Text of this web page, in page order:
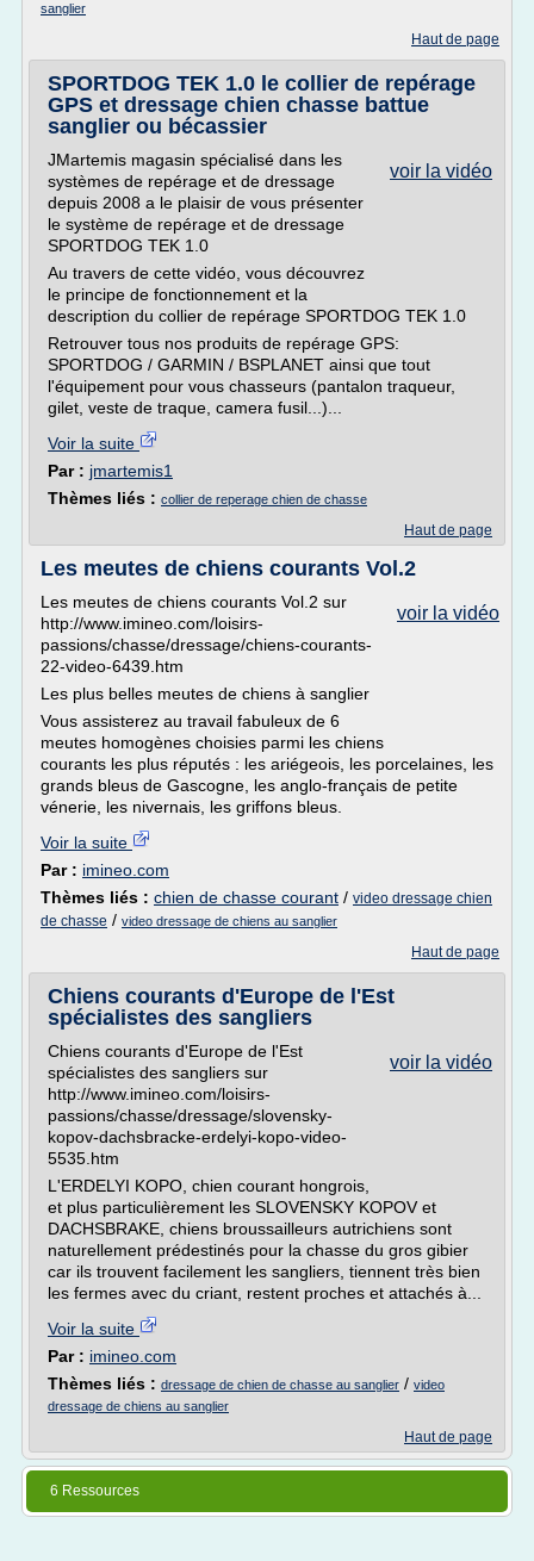
sanglier
Haut de page
SPORTDOG TEK 1.0 le collier de repérage
GPS et dressage chien chasse battue
sanglier ou bécassier
voir la vidéo
JMartemis magasin spécialisé dans les
systèmes de repérage et de dressage
depuis 2008 a le plaisir de vous présenter
le système de repérage et de dressage
SPORTDOG TEK 1.0
Au travers de cette vidéo, vous découvrez
le principe de fonctionnement et la
description du collier de repérage SPORTDOG TEK 1.0
Retrouver tous nos produits de repérage GPS:
SPORTDOG / GARMIN / BSPLANET ainsi que tout
l'équipement pour vous chasseurs (pantalon traqueur,
gilet, veste de traque, camera fusil...)...
Voir la suite
Par : jmartemis1
Thèmes liés : collier de reperage chien de chasse
Haut de page
Les meutes de chiens courants Vol.2
voir la vidéo
Les meutes de chiens courants Vol.2 sur
http://www.imineo.com/loisirs-
passions/chasse/dressage/chiens-courants-
22-video-6439.htm
Les plus belles meutes de chiens à sanglier
Vous assisterez au travail fabuleux de 6
meutes homogènes choisies parmi les chiens
courants les plus réputés : les ariégeois, les porcelaines, les
grands bleus de Gascogne, les anglo-français de petite
vénerie, les nivernais, les griffons bleus.
Voir la suite
Par : imineo.com
Thèmes liés : chien de chasse courant / video dressage chien
de chasse / video dressage de chiens au sanglier
Haut de page
Chiens courants d'Europe de l'Est
spécialistes des sangliers
voir la vidéo
Chiens courants d'Europe de l'Est
spécialistes des sangliers sur
http://www.imineo.com/loisirs-
passions/chasse/dressage/slovensky-
kopov-dachsbracke-erdelyi-kopo-video-
5535.htm
L'ERDELYI KOPO, chien courant hongrois,
et plus particulièrement les SLOVENSKY KOPOV et
DACHSBRAKE, chiens broussailleurs autrichiens sont
naturellement prédestinés pour la chasse du gros gibier
car ils trouvent facilement les sangliers, tiennent très bien
les fermes avec du criant, restent proches et attachés à...
Voir la suite
Par : imineo.com
Thèmes liés : dressage de chien de chasse au sanglier / video
dressage de chiens au sanglier
Haut de page
6 Ressources